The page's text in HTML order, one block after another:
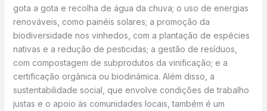
gota a gota e recolha de água da chuva; o uso de energias
renováveis, como painéis solares; a promoção da
biodiversidade nos vinhedos, com a plantação de espécies
nativas e a redução de pesticidas; a gestão de resíduos,
com compostagem de subprodutos da vinificação; e a
certificação orgânica ou biodinâmica. Além disso, a
sustentabilidade social, que envolve condições de trabalho
justas e o apoio às comunidades locais, também é um